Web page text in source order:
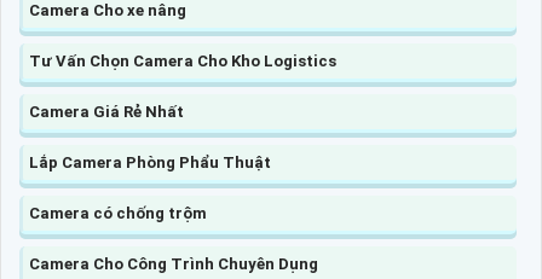
Camera Cho xe nâng
Tư Vấn Chọn Camera Cho Kho Logistics
Camera Giá Rẻ Nhất
Lắp Camera Phòng Phẩu Thuật
Camera có chống trộm
Camera Cho Công Trình Chuyên Dụng